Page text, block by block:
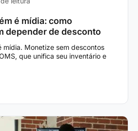
é mídia: como
depender de desconto
mídia. Monetize sem descontos
que unifica seu inventário e